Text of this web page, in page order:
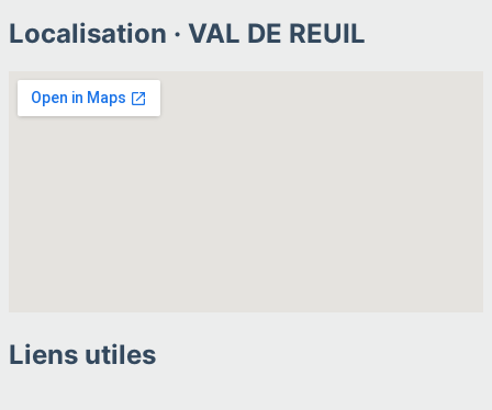
Localisation · VAL DE REUIL
Liens utiles